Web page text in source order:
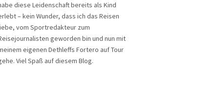
diese Leidenschaft bereits als Kind
– kein Wunder, dass ich das Reisen
vom Sportredakteur zum
geworden bin und nun mit
eigenen Dethleffs Fortero auf Tour
Viel Spaß auf diesem Blog.